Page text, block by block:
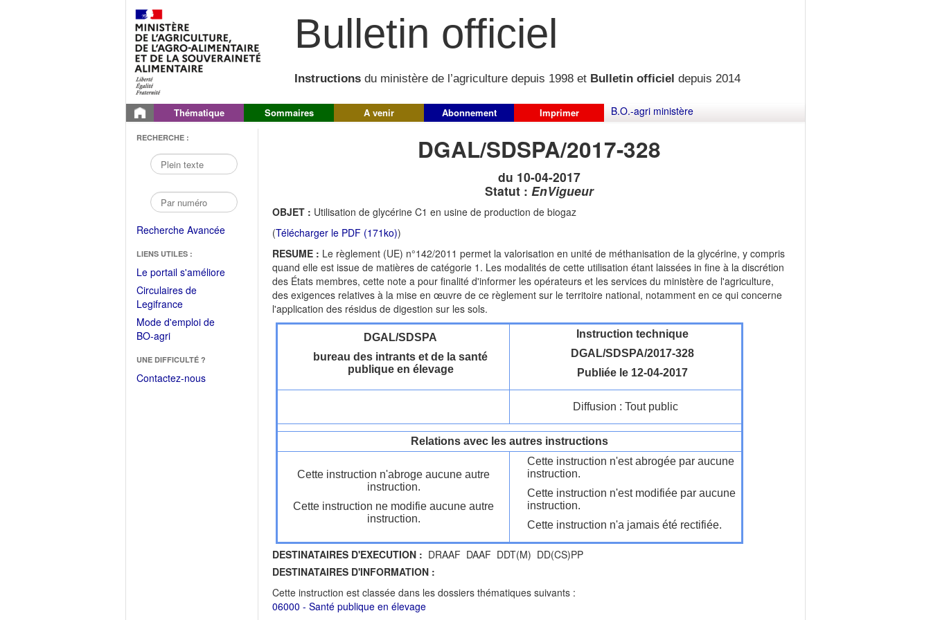
Bulletin officiel
Instructions du ministère de l’agriculture depuis 1998 et Bulletin officiel depuis 2014
Thématique Sommaires A venir Abonnement Imprimer B.O.-agri ministère
RECHERCHE :
Recherche Avancée
LIENS UTILES :
Le portail s'améliore(Fichier
Circulaires de
Legifrance(Ouvrir
dans
une
fenêtre)
Mode d'emploi de
BO-agri(Ouvrir
une
nouvelle
UNE DIFFICULTÉ ?
Contactez-nous
DGAL/SDSPA/2017-328
du 10-04-2017
Statut : EnVigueur
OBJET : Utilisation de glycérine C1 en usine de production de biogaz
(Télécharger le PDF (171ko))
RESUME : Le règlement (UE) n°142/2011 permet la valorisation en unité de méthanisation de la glycérine, y compris
quand elle est issue de matières de catégorie 1. Les modalités de cette utilisation étant laissées in fine à la discrétion
des États membres, cette note a pour finalité d'informer les opérateurs et les services du ministère de l'agriculture,
des exigences relatives à la mise en œuvre de ce règlement sur le territoire national, notamment en ce qui concerne
l'application des résidus de digestion sur les sols.
DGAL/SDSPA
bureau des intrants et de la santé
publique en élevage
Instruction technique
DGAL/SDSPA/2017-328
Publiée le 12-04-2017
Diffusion : Tout public
Relations avec les autres instructions
Cette instruction n'abroge aucune autre
instruction.
Cette instruction ne modifie aucune autre
instruction.
Cette instruction n'est abrogée par aucune
instruction.
Cette instruction n'est modifiée par aucune
instruction.
Cette instruction n'a jamais été rectifiée.
DESTINATAIRES D'EXECUTION : DRAAF DAAF DDT(M) DD(CS)PP
DESTINATAIRES D'INFORMATION :
Cette instruction est classée dans les dossiers thématiques suivants :
06000 - Santé publique en élevage